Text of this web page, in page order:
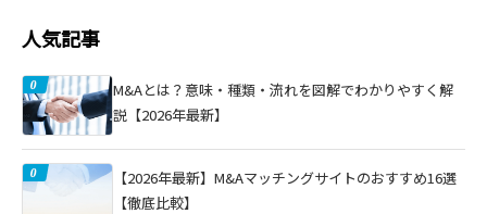
人気記事
M&Aとは？意味・種類・流れを図解でわかりやすく解
説【2026年最新】
【2026年最新】M&Aマッチングサイトのおすすめ16選
【徹底比較】